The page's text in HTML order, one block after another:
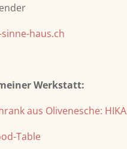
haus.ch
Werkstatt:
aus Olivenesche:
Table